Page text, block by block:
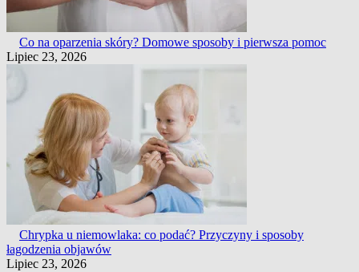
Co na oparzenia skóry? Domowe sposoby i pierwsza pomoc
Lipiec 23, 2026
Chrypka u niemowlaka: co podać? Przyczyny i sposoby
łagodzenia objawów
Lipiec 23, 2026